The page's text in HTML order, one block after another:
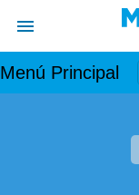
Menú Principal